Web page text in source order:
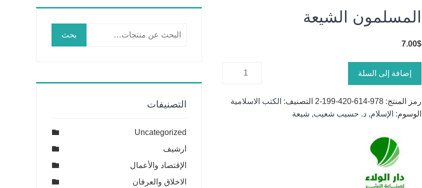
المسلمون الشيعة
7.00$
إضافة إلى السلة
رمز المنتج: 978-614-420-199-2 التصنيف: الكتب الاسلامية
الوسوم: الإسلام, د. حسيب شعيب, شيعة
بحث
التصنيفات
Uncategorized
ارشيف
الإقتصاد والأعمال
الاخلاق والعرفان